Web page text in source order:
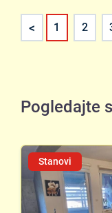
< 1 2
Pogledajte
Stanovi